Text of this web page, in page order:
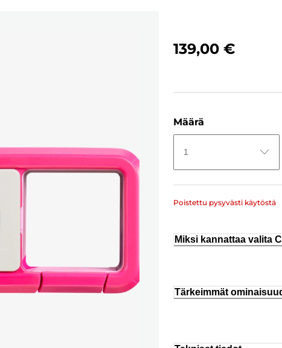
139,00 €
Määrä
1
Poistettu pysyvästi käytöstä
Miksi kannattaa valita
Tärkeimmät